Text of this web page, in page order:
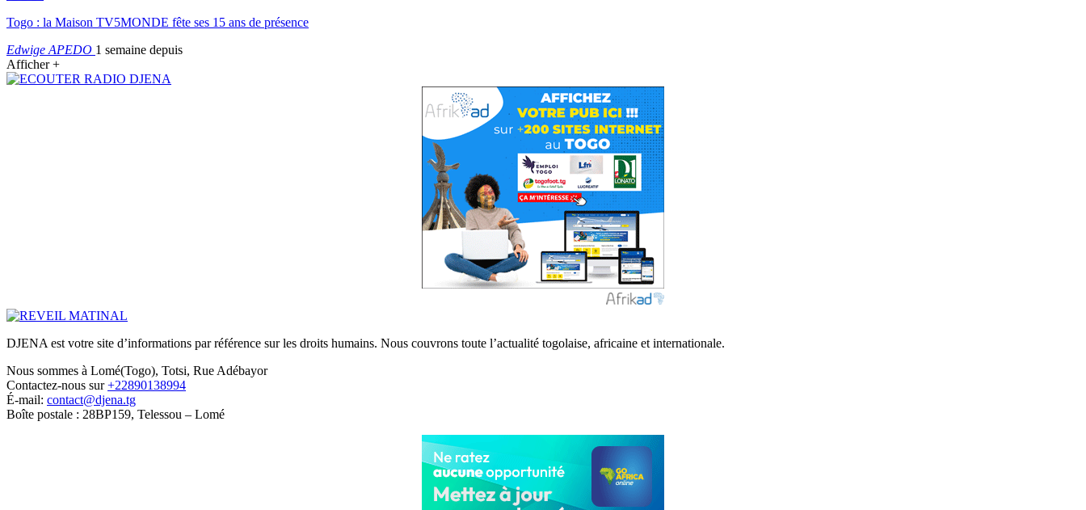
Togo : la Maison TV5MONDE fête ses 15 ans de présence
Edwige APEDO 1 semaine depuis
Afficher +
DJENA est votre site d’informations par référence sur les droits humains. Nous couvrons toute l’actualité togolaise, africaine et internationale.
Nous sommes à Lomé(Togo), Totsi, Rue Adébayor
Contactez-nous sur+22890138994
É-mail: contact@djena.tg
Boîte postale : 28BP159, Telessou – Lomé